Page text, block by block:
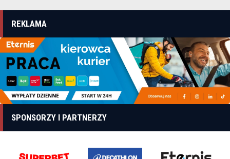
REKLAMA
SPONSORZY I PARTNERZY